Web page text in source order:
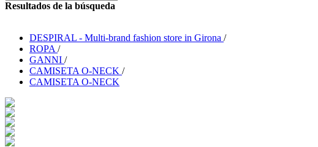
Resultados de la búsqueda
DESPIRAL - Multi-brand fashion store in Girona /
ROPA /
GANNI /
CAMISETA O-NECK /
CAMISETA O-NECK